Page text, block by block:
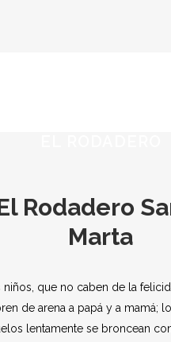
Rodadero
Marta
niños, que no caben de la
de arena a papá y a mamá;
lentamente se broncean